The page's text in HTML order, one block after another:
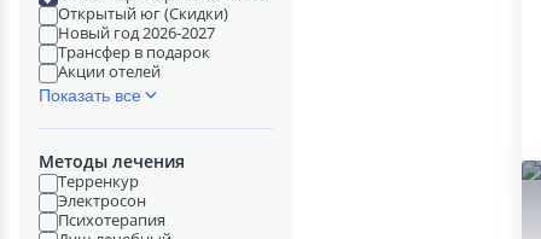
Открытый юг (Скидки)
Новый год 2026-2027
Трансфер в подарок
Акции отелей
Показать все
Методы лечения
Терренкур
Электросон
Психотерапия